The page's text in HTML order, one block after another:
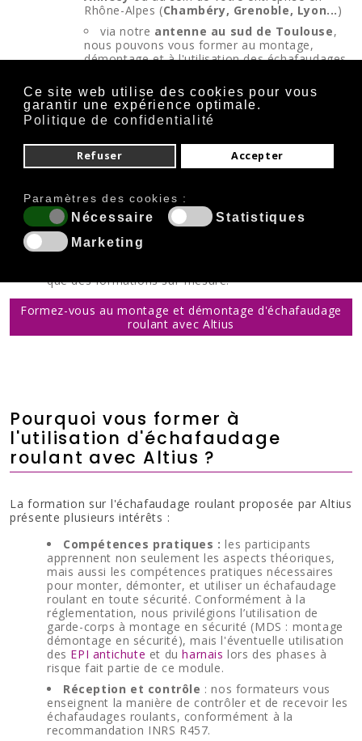
Ce site web utilise des cookies pour vous
garantir une expérience optimale.
Politique de confidentialité
Refuser Accepter
Paramètres des cookies :
Nécessaire
Statistiques
Marketing
Rhône-Alpes (Chambéry, Grenoble, Lyon...)
via notre antenne au sud de Toulouse,
nous pouvons vous former au montage,
démontage et à l'utilisation des échafaudages
Pau...
Nos intervenants se déplacent également
dans toute la France et à l’étranger
centres partenaires.
Évaluation :pratique et théorique.
Coût de la formation
et par groupe,contactez nos formateurs pour un
devis sur-mesure. Prise en charge OPCO possible,
nous pouvons vous accompagner dans cette
démarche.
que des formations sur-mesure.
Formez-vous au montage et démontage d'échafaudage
roulant avec Altius
Pourquoi vous former à
l'utilisation d'échafaudage
roulant avec Altius ?
La formation sur l'échafaudage roulant proposée par Altius
présente plusieurs intérêts :
Compétences pratiques :les participants
apprennent non seulement les aspects théoriques,
mais aussi les compétences pratiques nécessaires
pour monter, démonter, et utiliser un échafaudage
roulant en toute sécurité. Conformément à la
réglementation, nous privilégions l’utilisation de
garde-corps à montage en sécurité (MDS : montage
démontage en sécurité), mais l'éventuelle utilisation
des EPI antichute et duharnais lors des phases à
risque fait partie de ce module.
Réception et contrôle : nos formateurs vous
enseignent la manière de contrôler et de recevoir les
échafaudages roulants, conformément à la
recommandation INRS R457.